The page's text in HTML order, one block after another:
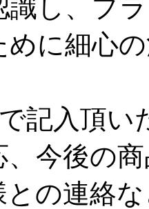
識し、プ
めに細心
記入頂い
、今後の
との連絡